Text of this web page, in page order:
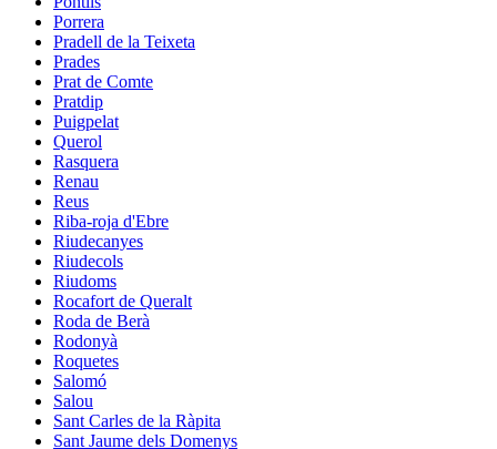
Porrera
Pradell de la Teixeta
Prades
Prat de Comte
Pratdip
Puigpelat
Querol
Rasquera
Renau
Reus
Riba-roja d'Ebre
Riudecanyes
Riudecols
Riudoms
Rocafort de Queralt
Roda de Berà
Rodonyà
Roquetes
Salomó
Salou
Sant Carles de la Ràpita
Sant Jaume dels Domenys